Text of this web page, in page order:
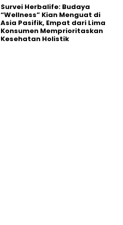
Survei Herbalife: Budaya
“Wellness” Kian Menguat di
Asia Pasifik, Empat dari Lima
Konsumen Memprioritaskan
Kesehatan Holistik